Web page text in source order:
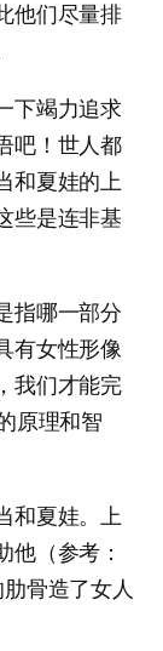
他们尽量排
下竭力追求
吧！世人都
和夏娃的上
些是连非基
指哪一部分
有女性形像
我们才能完
原理和智
和夏娃。上
他（参考：
骨造了女人